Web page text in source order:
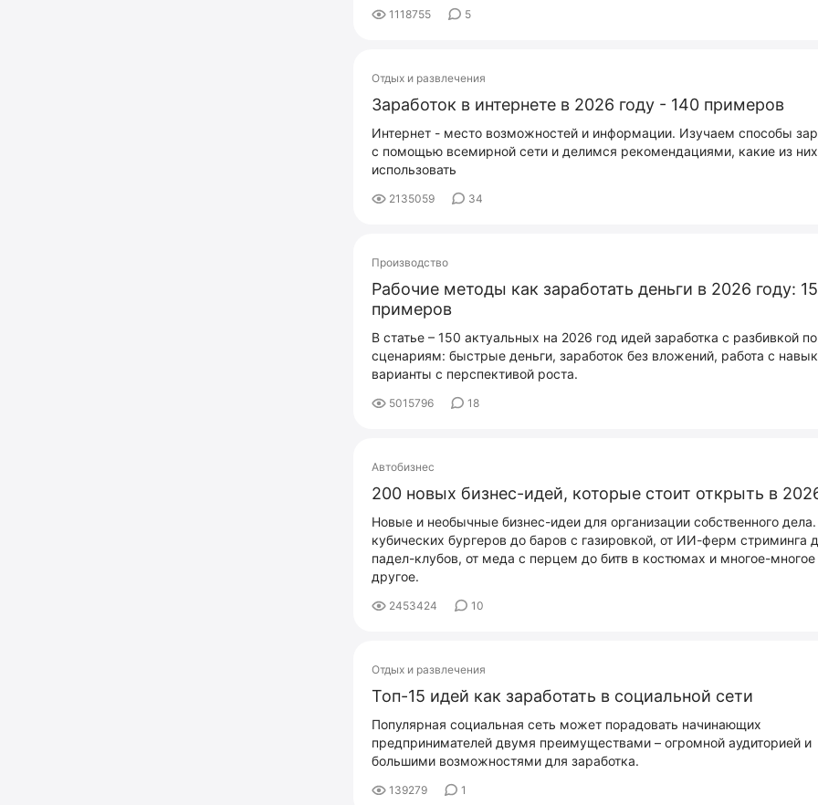
1118755 5
Отдых и развлечения
Заработок в интернете в 2026 году - 140 примеров
Интернет - место возможностей и информации. Изучаем способы
с помощью всемирной сети и делимся рекомендациями, какие из них
использовать
2135059 34
Производство
Рабочие методы как заработать деньги в 2026 году:
примеров
В статье – 150 актуальных на 2026 год идей заработка с разбивкой по
сценариям: быстрые деньги, заработок без вложений, работа с
варианты с перспективой роста.
5015796 18
Автобизнес
200 новых бизнес-идей, которые стоит открыть в
Новые и необычные бизнес-идеи для организации собственного
кубических бургеров до баров с газировкой, от ИИ-ферм стриминга
падел-клубов, от меда с перцем до битв в костюмах и многое-многое
другое.
2453424 10
Отдых и развлечения
Топ-15 идей как заработать в социальной сети
Популярная социальная сеть может порадовать начинающих
предпринимателей двумя преимуществами – огромной аудиторией и
большими возможностями для заработка.
139279 1